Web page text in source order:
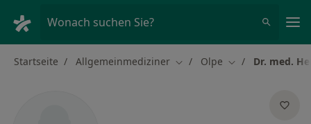
Wonach suchen Sie?
Startseite Allgemeinmediziner Stadt ändern
Olpe Stadt ändern
Dr. med.